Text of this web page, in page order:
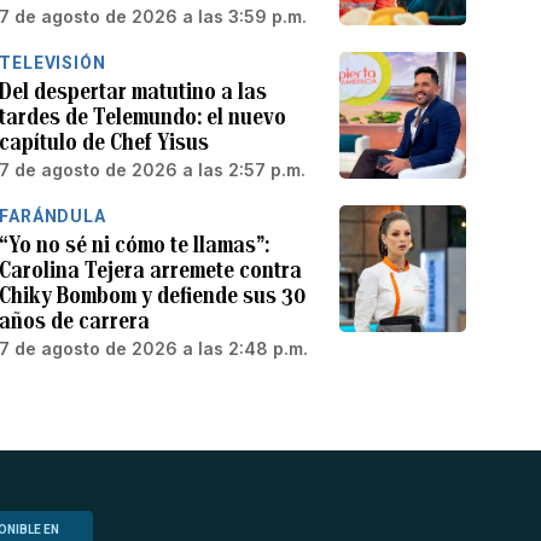
7 de agosto de 2026 a las 3:59 p.m.
TELEVISIÓN
Del despertar matutino a las
tardes de Telemundo: el nuevo
capítulo de Chef Yisus
7 de agosto de 2026 a las 2:57 p.m.
FARÁNDULA
“Yo no sé ni cómo te llamas”:
Carolina Tejera arremete contra
Chiky Bombom y defiende sus 30
años de carrera
7 de agosto de 2026 a las 2:48 p.m.
EN